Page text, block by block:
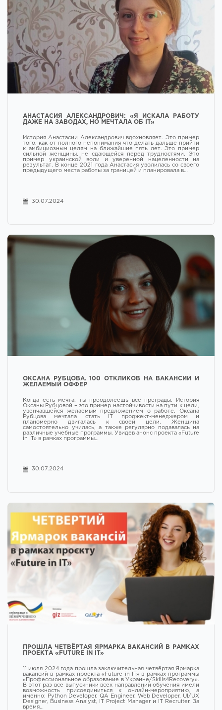
АНАСТАСИЯ АЛЕКСАНДРОВИЧ: «Я ИСКАЛА РАБОТУ
ДАЖЕ НА ЗАВОДАХ, НО МЕЧТАЛА ОБ IT»
История Анастасии Александрович вдохновляет. Это пример
того, как от полного непонимания что делать дальше прийти
к амбициозным целям на ближайшие пять лет. Это пример
сильной женщины, не сдающейся перед трудностями. Это
пример украинской воли и уверенной нацеленности на
результат. В конце 2021 года Анастасия уволилась со своего
предыдущего места работы за границей и планировала в…
30.07.2024
ОКСАНА РУБЦОВА. 100 ОТКЛИКОВ НА ВАКАНСИИ И
ЖЕЛАЕМЫЙ ОФФЕР
Когда есть мечта, ты преодолеешь все преграды. История
Оксаны Рубцовой – это пример настойчивости на пути к цели,
увенчавшейся желаемым предложением о работе. Оксана
Рубцова мечтала стать IT проджект-менеджером и
планомерно двигалась к своей цели. Женщина
самостоятельно училась, а также регулярно подавалась на
различные учебные программы. Увидев анонс проекта «Future
in IT» в рамках программы…
30.07.2024
ПРОШЛА ЧЕТВЁРТАЯ ЯРМАРКА ВАКАНСИЙ В РАМКАХ
ПРОЕКТА «FUTURE IN IT»
11 июля 2024 года прошла заключительная четвёртая Ярмарка
вакансий в рамках проекта «Future in IT» в рамках программы
«Профессиональное образование в Украине/Skills4Recovery».
В этот раз все выпускники всех направлений обучения имели
возможность присоединиться к онлайн-мероприятию, а
именно: Python Developer, QA Engineer, Web Developer, UI/UX
Designer, Business Analyst, IT Project Manager и IT Recruiter. За
время…